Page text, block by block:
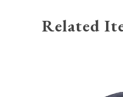
Related